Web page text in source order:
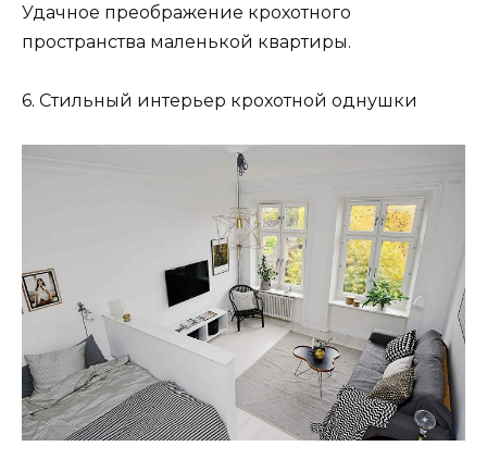
Удачное преображение крохотного
пространства маленькой квартиры.
6. Стильный интерьер крохотной однушки